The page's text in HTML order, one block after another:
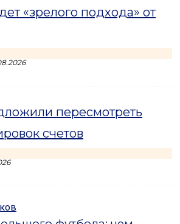
«зрелого подхода» от
пересмотреть
счетов